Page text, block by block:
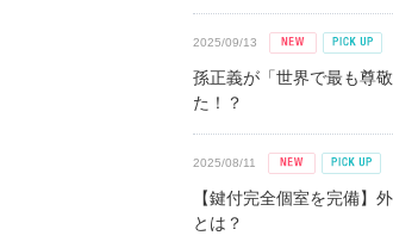
2025/09/13
孫正義が「世界で最も尊
た！？
2025/08/11
【鍵付完全個室を完備】
とは？